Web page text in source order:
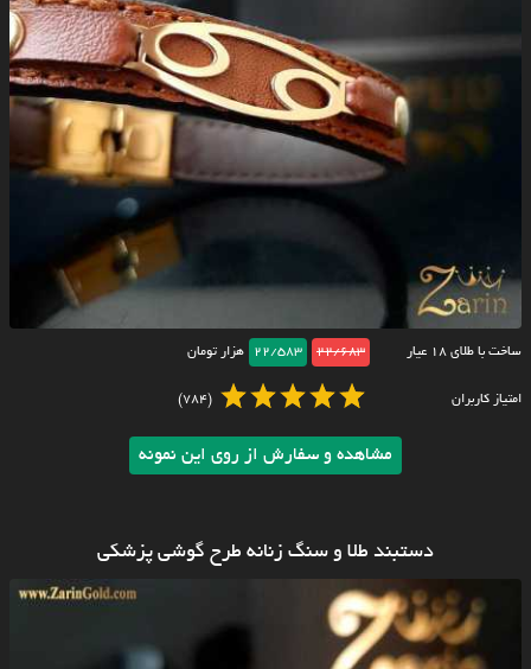
ساخت با طلای ۱۸ عیار 22/683
22/583 هزار تومان
امتیاز کاربران (784)
مشاهده و سفارش از روی این نمونه
دستبند طلا و سنگ زنانه طرح گوشی پزشکی